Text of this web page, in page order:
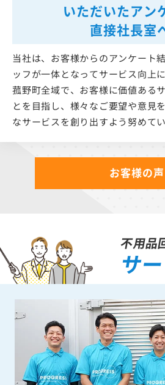
いただいたアン
直接社長室
当社は、お客様からのアンケート
ッフが一体となってサービス向上
菰野町全域で、お客様に価値ある
とを目指し、様々なご要望や意見
なサービスを創り出すよう努めてい
お客様の声
不用品
サ